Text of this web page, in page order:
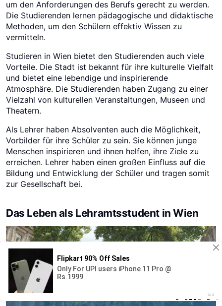
um den Anforderungen des Berufs gerecht zu werden.
Die Studierenden lernen pädagogische und didaktische
Methoden, um den Schülern effektiv Wissen zu
vermitteln.
Studieren in Wien bietet den Studierenden auch viele
Vorteile. Die Stadt ist bekannt für ihre kulturelle Vielfalt
und bietet eine lebendige und inspirierende
Atmosphäre. Die Studierenden haben Zugang zu einer
Vielzahl von kulturellen Veranstaltungen, Museen und
Theatern.
Als Lehrer haben Absolventen auch die Möglichkeit,
Vorbilder für ihre Schüler zu sein. Sie können junge
Menschen inspirieren und ihnen helfen, ihre Ziele zu
erreichen. Lehrer haben einen großen Einfluss auf die
Bildung und Entwicklung der Schüler und tragen somit
zur Gesellschaft bei.
Das Leben als Lehramtsstudent in Wien